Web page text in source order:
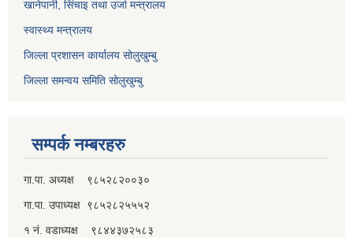
खानेपानी, सिंचाइ तथा उर्जा मन्त्रालय
स्वास्थ्य मन्त्रालय
जिल्ला प्रशासन कार्यालय सोलुखुम्बु
जिल्ला समन्वय समिति सोलुखुम्बु
सम्पर्क नम्बरहरु
गा.पा. अध्यक्ष ९८५२८२००३०
गा.पा. उपाध्यक्ष ९८५२८२५५५२
१ नं. वडाध्यक्ष ९८४४३७२५८३